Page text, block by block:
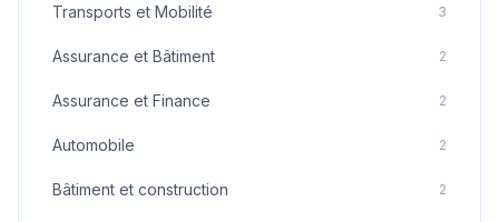
Transports et Mobilité 3
Assurance et Bâtiment 2
Assurance et Finance 2
Automobile 2
Bâtiment et construction 2